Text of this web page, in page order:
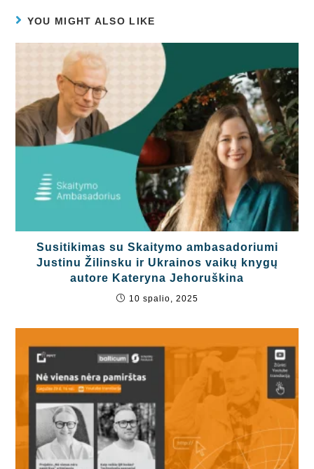
YOU MIGHT ALSO LIKE
Susitikimas su Skaitymo ambasadoriumi
Justinu Žilinsku ir Ukrainos vaikų knygų
autore Kateryna Jehoruškina
10 spalio, 2025